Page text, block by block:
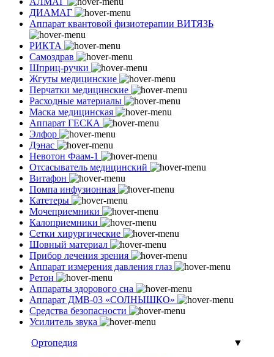
ДИАМАГ
Аппарат квантовой физиотерапии ВИТЯЗЬ
РИКТА
Самоздрав
Шприц-ручки
Жгуты медицинские
Перчатки медицинские
Расходные материалы
Маска медицинская
Аппарат ГЕСКА
Элфор
Дэнас
Невотон Фаам-1
Отсасыватель медицинский
Витафон
Помпа инфузионная
Катетеры
Мочеприемники
Калоприемники
Сетки хирургические
Шовный материал
Прибор лечения зрения
Аппарат измерения давления глаз
Ретон
Аппараты здорового сна
Аппарат ДМВ-03 «СОЛНЫШКО»
Средства безопасности
Усилитель звука
Ортопедия
▼